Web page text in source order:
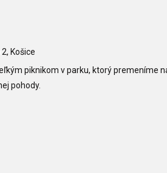
Košice
piknikom v parku, ktorý premeníme
pohody.